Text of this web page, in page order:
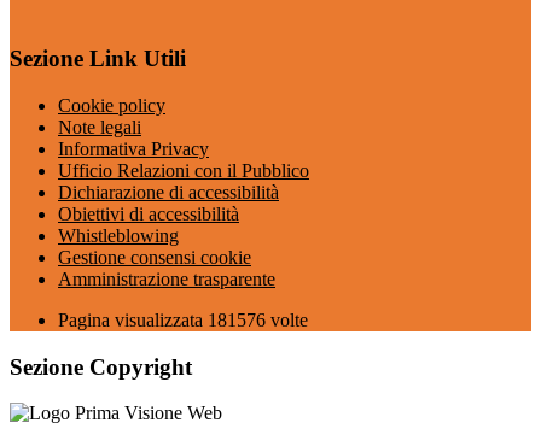
Sezione Link Utili
Cookie policy
Note legali
Informativa Privacy
Ufficio Relazioni con il Pubblico
Dichiarazione di accessibilità
Obiettivi di accessibilità
Whistleblowing
Gestione consensi cookie
Amministrazione trasparente
Pagina visualizzata 181576 volte
Sezione Copyright